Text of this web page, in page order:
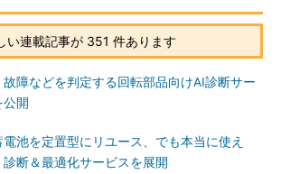
い連載記事が 351 件あります
故障などを判定する回転部品向けAI診断サー
公開
電池を定置型にリユース、でも本当に使え
断＆最適化サービスを展開